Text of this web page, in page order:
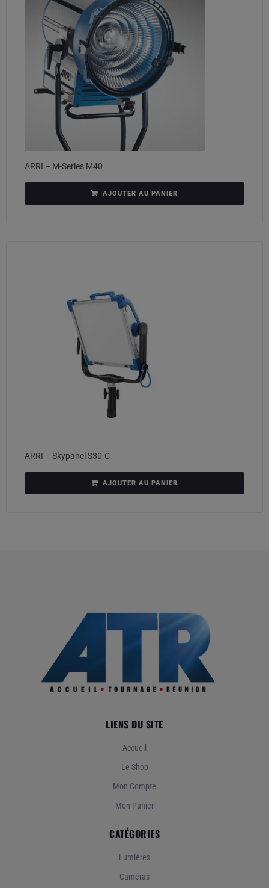
ARRI – M-Series M40
AJOUTER AU PANIER
ARRI – Skypanel S30-C
AJOUTER AU PANIER
LIENS DU SITE
Accueil
Le Shop
Mon Compte
Mon Panier
CATÉGORIES
Lumières
Caméras